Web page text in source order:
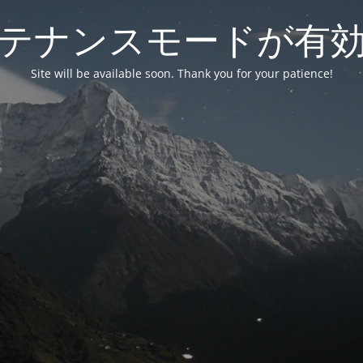
ナンスモードが有
Site will be available soon. Thank you for your patience!